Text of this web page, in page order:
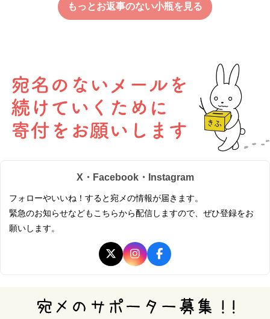
もっとお返事のない小瓶を見る
X・Facebook・Instagram
フォローやいいね！すると宛メの情報が届きます。
緊急のお知らせなどもこちらから配信しますので、ぜひ登録をお
願いします。